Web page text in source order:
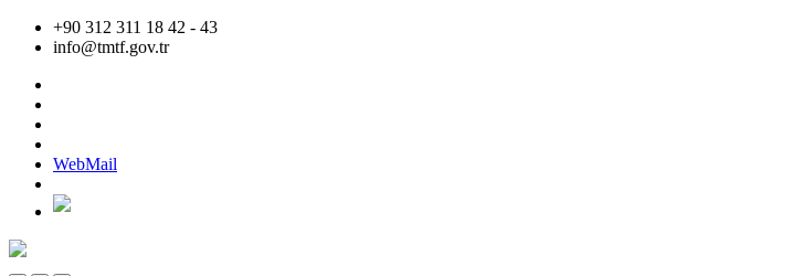
+90 312 311 18 42 - 43
info@tmtf.gov.tr
WebMail